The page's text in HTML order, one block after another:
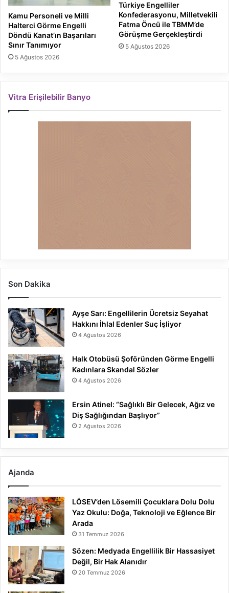
Kamu Personeli ve Milli
Halterci Görme Engelli
Döndü Kanat’ın Başarıları
Sınır Tanımıyor
5 Ağustos 2026
Türkiye Engelliler
Konfederasyonu, Milletvekili
Fatma Öncü ile TBMM’de
Görüşme Gerçekleştirdi
5 Ağustos 2026
Vitra Erişilebilir Banyo
Son Dakika
Ayşe Sarı: Engellilerin Ücretsiz Seyahat
Hakkını İhlal Edenler Suç İşliyor
4 Ağustos 2026
Halk Otobüsü Şoföründen Görme Engelli
Kadınlara Skandal Sözler
4 Ağustos 2026
Ersin Atinel: “Sağlıklı Bir Gelecek, Ağız ve
Diş Sağlığından Başlıyor”
2 Ağustos 2026
Ajanda
LÖSEV’den Lösemili Çocuklara Dolu Dolu
Yaz Okulu: Doğa, Teknoloji ve Eğlence Bir
Arada
31 Temmuz 2026
Sözen: Medyada Engellilik Bir Hassasiyet
Değil, Bir Hak Alanıdır
20 Temmuz 2026